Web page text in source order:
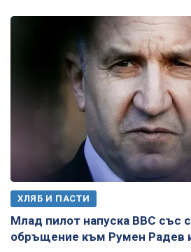
ХЛЯБ И ПАСТИ
Млад пилот напуска ВВС със
обръщение към Румен Радев